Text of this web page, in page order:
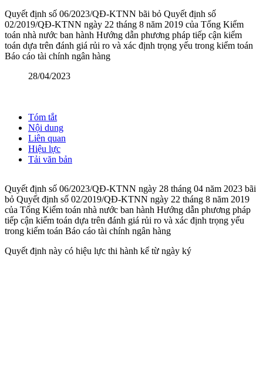
Quyết định số 06/2023/QĐ-KTNN bãi bỏ Quyết định số
02/2019/QĐ-KTNN ngày 22 tháng 8 năm 2019 của Tổng Kiểm
toán nhà nước ban hành Hướng dẫn phương pháp tiếp cận kiểm
toán dựa trên đánh giá rủi ro và xác định trọng yếu trong kiểm toán
Báo cáo tài chính ngân hàng
28/04/2023
Tóm tắt
Nội dung
Liên quan
Hiệu lực
Tải văn bản
Quyết định số 06/2023/QĐ-KTNN ngày 28 tháng 04 năm 2023 bãi
bỏ Quyết định số 02/2019/QĐ-KTNN ngày 22 tháng 8 năm 2019
của Tổng Kiểm toán nhà nước ban hành Hướng dẫn phương pháp
tiếp cận kiểm toán dựa trên đánh giá rủi ro và xác định trọng yếu
trong kiểm toán Báo cáo tài chính ngân hàng
Quyết định này có hiệu lực thi hành kể từ ngày ký